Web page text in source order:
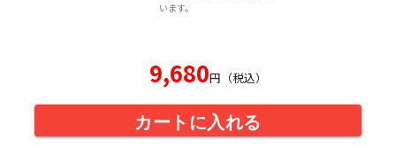
います。
9,680円（税込）
カートに入れる